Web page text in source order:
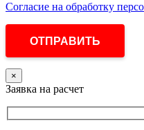
Согласие на обработку
×
Заявка на расчет